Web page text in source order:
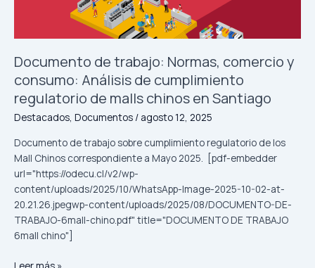
Documento de trabajo: Normas, comercio y
consumo: Análisis de cumplimiento
regulatorio de malls chinos en Santiago
Destacados, Documentos / agosto 12, 2025
Documento de trabajo sobre cumplimiento regulatorio de los
Mall Chinos correspondiente a Mayo 2025. [pdf-embedder
url="https://odecu.cl/v2/wp-
content/uploads/2025/10/WhatsApp-Image-2025-10-02-at-
20.21.26.jpegwp-content/uploads/2025/08/DOCUMENTO-DE-
TRABAJO-6mall-chino.pdf" title="DOCUMENTO DE TRABAJO
6mall chino"]
cumplimiento
de
malls
chinos
en
Santiago